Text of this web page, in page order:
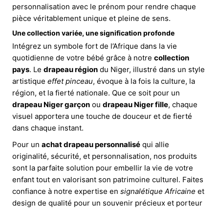
personnalisation avec le prénom pour rendre chaque
pièce véritablement unique et pleine de sens.
Une collection variée, une signification profonde
Intégrez un symbole fort de l’Afrique dans la vie
quotidienne de votre bébé grâce à notre collection
pays. Le drapeau région du Niger, illustré dans un style
artistique effet pinceau, évoque à la fois la culture, la
région, et la fierté nationale. Que ce soit pour un
drapeau Niger garçon ou drapeau Niger fille, chaque
visuel apportera une touche de douceur et de fierté
dans chaque instant.
Pour un achat drapeau personnalisé qui allie
originalité, sécurité, et personnalisation, nos produits
sont la parfaite solution pour embellir la vie de votre
enfant tout en valorisant son patrimoine culturel. Faites
confiance à notre expertise en signalétique Africaine et
design de qualité pour un souvenir précieux et porteur